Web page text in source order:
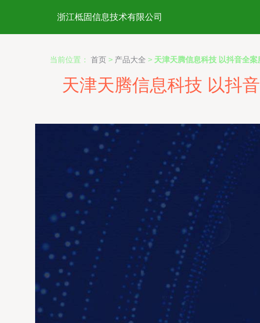
浙江柢固信息技术有限公司
当前位置： 首页 > 产品大全 > 天津天腾信息科技 以抖音全
天津天腾信息科技 以抖